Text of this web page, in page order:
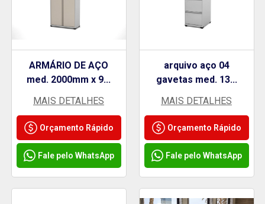
ARMÁRIO DE AÇO
med. 2000mm x 9...
MAIS DETALHES
Orçamento Rápido
Fale pelo WhatsApp
arquivo aço 04
gavetas med. 13...
MAIS DETALHES
Orçamento Rápido
Fale pelo WhatsApp